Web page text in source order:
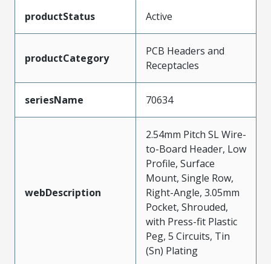
productStatus Active
productCategory
PCB Headers and
Receptacles
seriesName 70634
webDescription
2.54mm Pitch SL Wire-
to-Board Header, Low
Profile, Surface
Mount, Single Row,
Right-Angle, 3.05mm
Pocket, Shrouded,
with Press-fit Plastic
Peg, 5 Circuits, Tin
(Sn) Plating